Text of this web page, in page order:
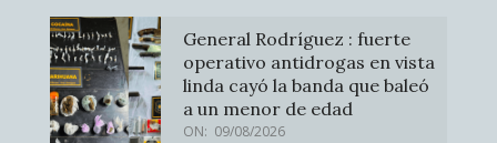
General Rodríguez : fuerte
operativo antidrogas en vista
linda cayó la banda que baleó
a un menor de edad
ON: 09/08/2026